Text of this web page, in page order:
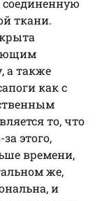
соединенную
ткани.
а также
как с
то, что
этого,
времени,
же,
и